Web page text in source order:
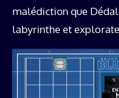
malédiction que
labyrinthe et